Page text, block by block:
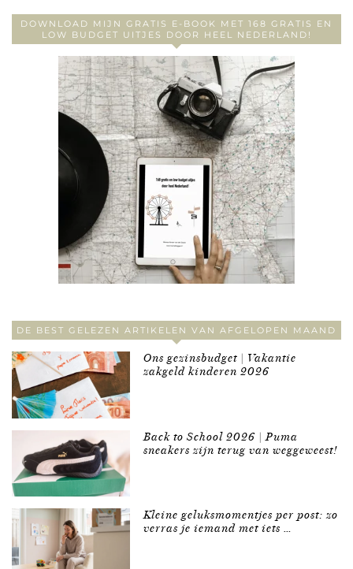
DOWNLOAD MIJN GRATIS E-BOOK MET 168 GRATIS EN
LOW BUDGET UITJES DOOR HEEL NEDERLAND!
DE BEST GELEZEN ARTIKELEN VAN AFGELOPEN MAAND
Ons gezinsbudget | Vakantie
zakgeld kinderen 2026
Back to School 2026 | Puma
sneakers zijn terug van weggeweest!
Kleine geluksmomentjes per post: zo
verras je iemand met iets …